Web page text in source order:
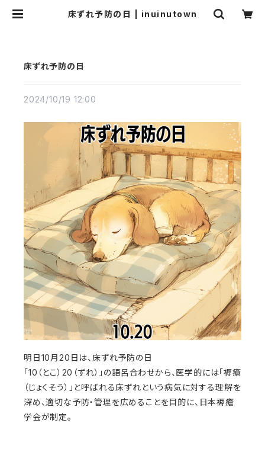
床ずれ予防の日 | inuinutown
床ずれ予防の日
2024/10/19 12:00
明日10月20日は、床ずれ予防の日
「10（とこ）20（ずれ）」の語呂合わせから、医学的には「褥瘡
（じょくそう）」と呼ばれる床ずれという病気に対する理解を
深め、適切な予防・管理を広めることを目的に、日本褥瘡
学会が制定。